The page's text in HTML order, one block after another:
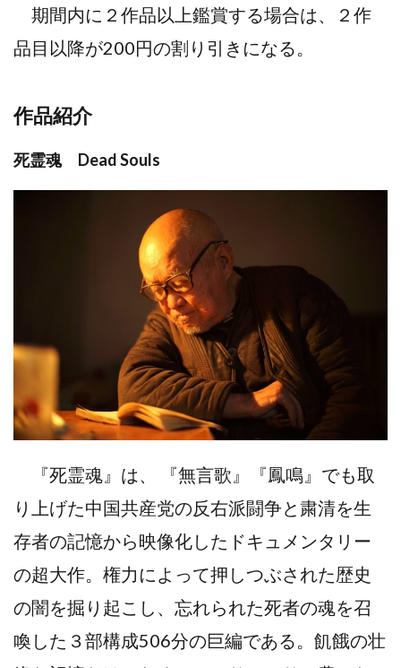
期間内に２作品以上鑑賞する場合は、２作
品目以降が200円の割り引きになる。
作品紹介
死霊魂 Dead Souls
『死霊魂』は、 『無言歌』『鳳鳴』でも取
り上げた中国共産党の反右派闘争と粛清を生
存者の記憶から映像化したドキュメンタリー
の超大作。権力によって押しつぶされた歴史
の闇を掘り起こし、忘れられた死者の魂を召
喚した３部構成506分の巨編である。飢餓の壮